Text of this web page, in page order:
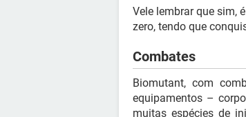
Vele lembrar que sim,
zero, tendo que
Combates
Biomutant, com
equipamentos –
muitas espécies de